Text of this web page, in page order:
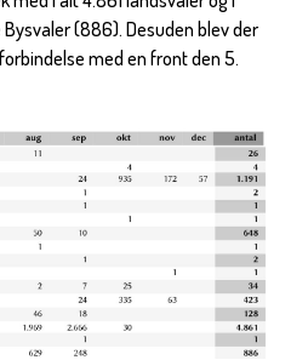
(886). Desuden blev der
med en front den 5.